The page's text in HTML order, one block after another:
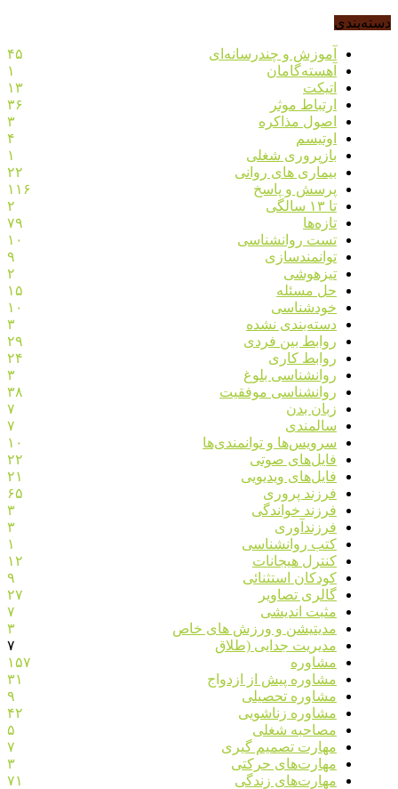
دسته‌بندی
آموزش و چندرسانه‌ای
۴۵
آهسته‌گامان
۱
اتیکت
۱۳
ارتباط موثر
۳۶
اصول مذاکره
۳
اوتیسم
۴
بازپروری شغلی
۱
بیماری های روانی
۲۲
پرسش و پاسخ
۱۱۶
تا ۱۳ سالگی
۲
تازه‌ها
۷۹
تست روانشناسی
۱۰
توانمندسازی
۹
تیزهوشی
۲
حل مسئله
۱۵
خودشناسی
۱۰
دسته‌بندی نشده
۳
روابط بین فردی
۲۹
روابط کاری
۲۴
روانشناسی بلوغ
۳
روانشناسی موفقیت
۳۸
زبان بدن
۷
سالمندی
۷
سرویس‌ها و توانمندی‌ها
۱۰
فایل‌های صوتی
۲۲
فایل‌های ویدیویی
۲۱
فرزند پروری
۶۵
فرزند خواندگی
۳
فرزندآوری
۳
کتب روانشناسی
۱
کنترل هیجانات
۱۲
کودکان استثنائی
۹
گالری تصاویر
۲۷
مثبت اندیشی
۷
مدیتیشن و ورزش های خاص
۳
مدیریت جدایی (طلاق
۷
مشاوره
۱۵۷
مشاوره پیش از ازدواج
۳۱
مشاوره تحصیلی
۹
مشاوره زناشویی
۴۲
مصاحبه شغلی
۵
مهارت تصمیم گیری
۷
مهارت‌های حرکتی
۳
مهارت‌های زندگی
۷۱